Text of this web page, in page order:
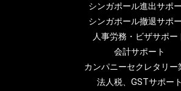
シンガポール進出サポ
シンガポール撤退サポ
人事労務・ビザサポー
会計サポート
カンパニーセクレタリー
法人税、GSTサポート